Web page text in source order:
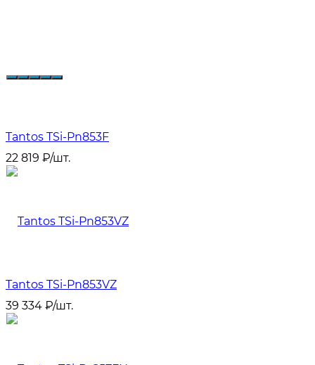
Tantos TSi-Pn853F
22 819 ₽/шт.
Tantos TSi-Pn853VZ
39 334 ₽/шт.